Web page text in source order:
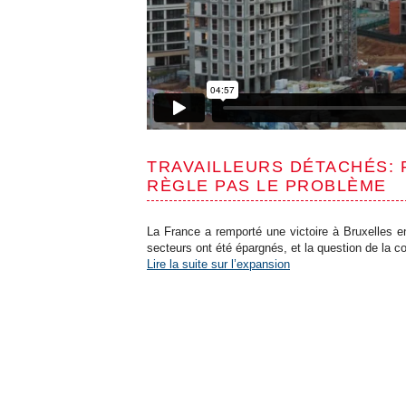
TRAVAILLEURS DÉTACHÉS:
RÈGLE PAS LE PROBLÈME
La France a remporté une victoire à Bruxelles
secteurs ont été épargnés, et la question de la
Lire la suite sur l’expansion